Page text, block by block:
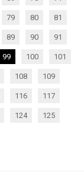
79 80 81
89 90 91
99 100 101
108 109
116 117
124 125